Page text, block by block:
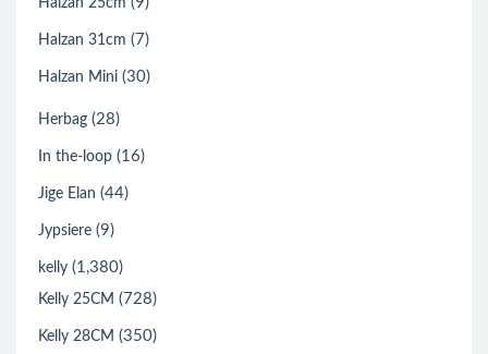
Halzan 25cm
Halzan 31cm (7)
Halzan Mini (30)
Herbag (28)
In the-loop (16)
Jige Elan (44)
Jypsiere (9)
kelly (1,380)
Kelly 25CM (728)
Kelly 28CM (350)